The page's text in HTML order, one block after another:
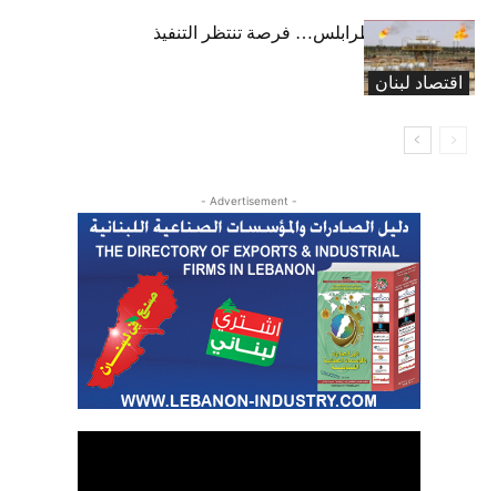
اقتصاد لبنان
خط كركوك – طرابلس… فرصة تنتظر التنفيذ
- Advertisement -